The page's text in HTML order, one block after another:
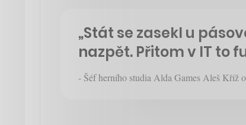
„Stát se zasekl u
nazpět. Přitom v IT to
- Šéf herního studia Alda Games Aleš Kříž